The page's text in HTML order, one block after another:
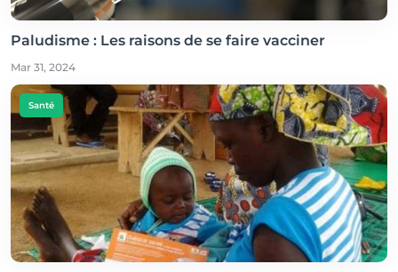
Paludisme : Les raisons de se faire vacciner
Mar 31, 2024
Santé